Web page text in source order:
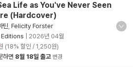
Life as You've Never Seen
(Hardcover)
틴 Felicity Forster
2026년 04월
(18% 할인 / 1,250원)
하면 8월 18일 출고 변경